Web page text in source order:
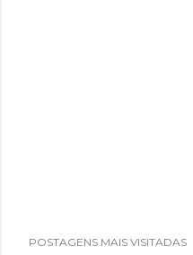
POSTAGENS MAIS VISITADAS